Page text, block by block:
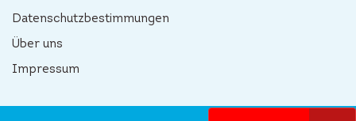
Datenschutzbestimmungen
Über uns
Impressum